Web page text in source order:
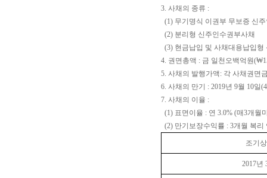
3. 사채의 종류 :
(1) 무기명식 이권부 무보증 신
(2) 분리형 신주인수권부사채
(3) 현금납입 및 사채대용납입형
4. 권면총액 : 금 일천오백억원
5. 사채의 발행가액: 각 사채권면
6. 사채의 만기 : 2019년 9월 10일
7. 사채의 이율 :
(1) 표면이율 : 연 3.0% (매3개월
(2) 만기보장수익률 : 3개월 복리
조기
2017년